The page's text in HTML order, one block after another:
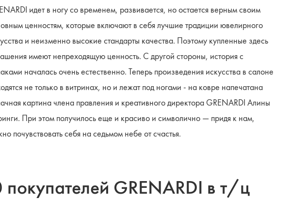
идет в ногу со временем, развивается, но остается верным своим
ценностям, которые включают в себя лучшие традиции ювелирного
и неизменно высокие стандарты качества. Поэтому купленные здесь
имеют непреходящую ценность. С другой стороны, история с
началась очень естественно. Теперь произведения искусства в салоне
не только в витринах, но и лежат под ногами - на ковре напечатана
картина члена правления и креативного директора GRENARDI Алины
При этом получилось еще и красиво и символично — придя к нам,
почувствовать себя на седьмом небе от счастья.
покупателей GRENARDI в т/ц